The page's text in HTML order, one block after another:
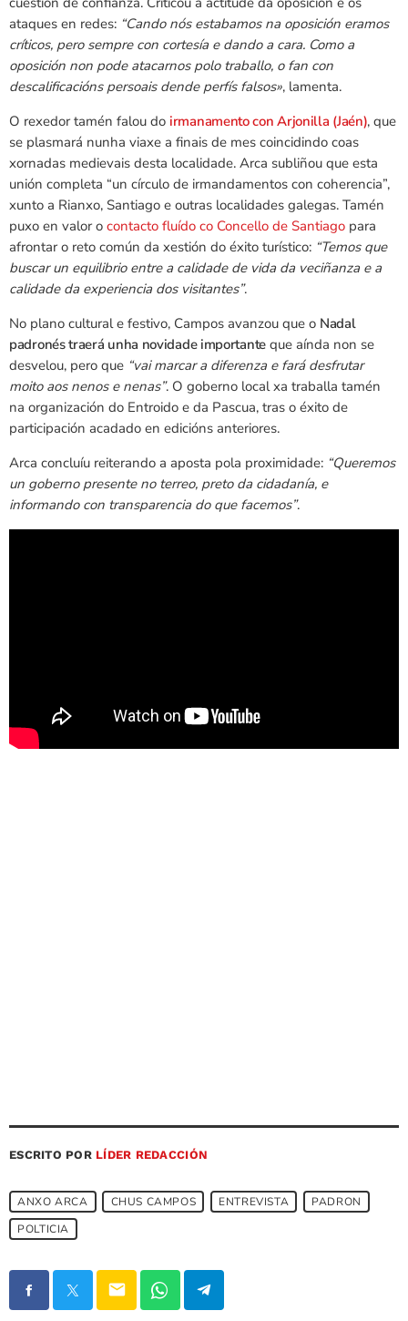
ataques en redes: “Cando nós estabamos na oposición eramos
críticos, pero sempre con cortesía e dando a cara. Como a
oposición non pode atacarnos polo traballo, o fan con
descalificacións persoais dende perfís falsos», lamenta.
O rexedor tamén falou do irmanamento con Arjonilla (Jaén), que
se plasmará nunha viaxe a finais de mes coincidindo coas
xornadas medievais desta localidade. Arca subliñou que esta
unión completa “un círculo de irmandamentos con coherencia”,
xunto a Rianxo, Santiago e outras localidades galegas. Tamén
puxo en valor o contacto fluído co Concello de Santiago para
afrontar o reto común da xestión do éxito turístico: “Temos que
buscar un equilibrio entre a calidade de vida da veciñanza e a
calidade da experiencia dos visitantes”.
No plano cultural e festivo, Campos avanzou que o Nadal
padronés traerá unha novidade importante que aínda non se
desvelou, pero que “vai marcar a diferenza e fará desfrutar
moito aos nenos e nenas”. O goberno local xa traballa tamén
na organización do Entroido e da Pascua, tras o éxito de
participación acadado en edicións anteriores.
Arca concluíu reiterando a aposta pola proximidade: “Queremos
un goberno presente no terreo, preto da cidadanía, e
informando con transparencia do que facemos”.
ESCRITO POR LÍDER REDACCIÓN
ANXO ARCA CHUS CAMPOS ENTREVISTA
PADRON
POLTICIA
email